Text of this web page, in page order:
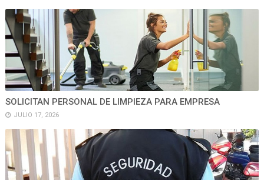
SOLICITAN PERSONAL DE LIMPIEZA PARA EMPRESA
JULIO 17, 2026